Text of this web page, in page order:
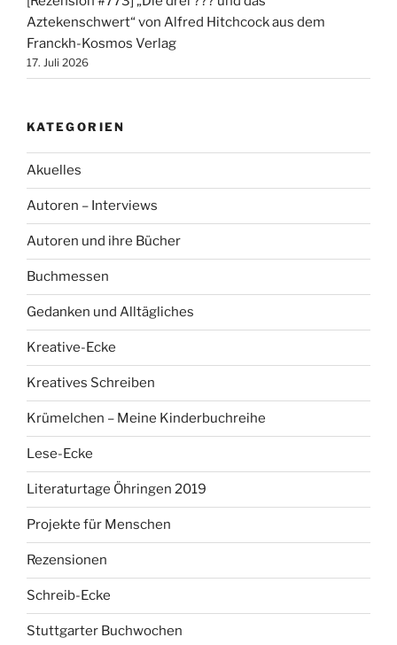
Aztekenschwert“ von Alfred Hitchcock aus dem
Franckh-Kosmos Verlag
17. Juli 2026
KATEGORIEN
Akuelles
Autoren – Interviews
Autoren und ihre Bücher
Buchmessen
Gedanken und Alltägliches
Kreative-Ecke
Kreatives Schreiben
Krümelchen – Meine Kinderbuchreihe
Lese-Ecke
Literaturtage Öhringen 2019
Projekte für Menschen
Rezensionen
Schreib-Ecke
Stuttgarter Buchwochen